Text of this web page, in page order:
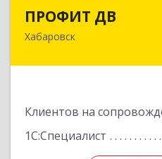
ПРОФИТ ДВ
Хабаровск
Клиентов на
1С:Специалист
680000,